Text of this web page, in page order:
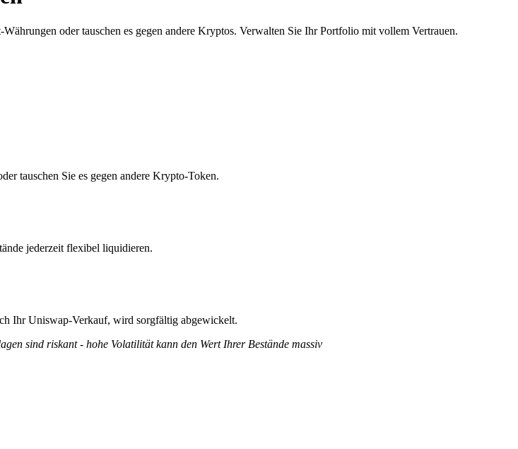
oder tauschen es gegen andere Kryptos. Verwalten Sie Ihr Portfolio mit vollem Vertrauen.
tauschen Sie es gegen andere Krypto-Token.
jederzeit flexibel liquidieren.
Ihr Uniswap-Verkauf, wird sorgfältig abgewickelt.
sind riskant - hohe Volatilität kann den Wert Ihrer Bestände massiv